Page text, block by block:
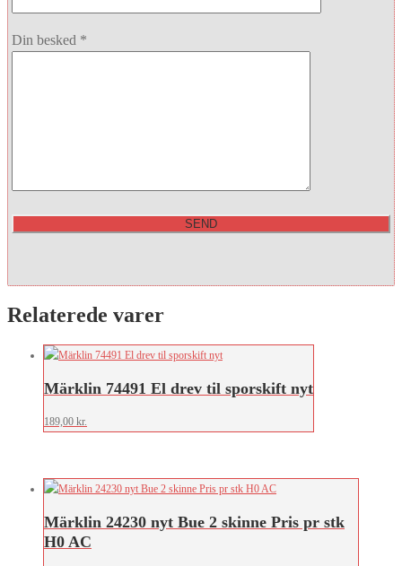
Din besked *
Relaterede varer
Märklin 74491 El drev til sporskift nyt
189,00 kr.
Märklin 24230 nyt Bue 2 skinne Pris pr stk
H0 AC